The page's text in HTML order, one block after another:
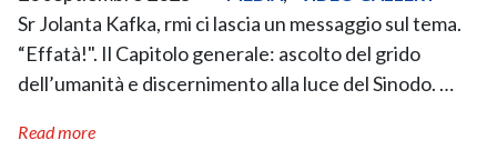
Sr Jolanta Kafka, rmi ci lascia un messaggio sul tema.
“Effatà!". Il Capitolo generale: ascolto del grido
dell’umanità e discernimento alla luce del Sinodo. …
Read more